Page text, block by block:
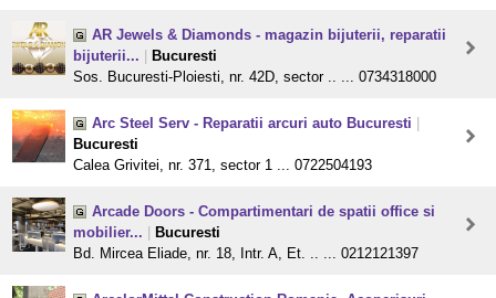
AR Jewels & Diamonds - magazin bijuterii, reparatii
bijuterii...
Bucuresti
Sos. Bucuresti-Ploiesti, nr. 42D, sector .. ... 0734318000
Arc Steel Serv - Reparatii arcuri auto Bucuresti
Bucuresti
Calea Grivitei, nr. 371, sector 1 ... 0722504193
Arcade Doors - Compartimentari de spatii office si
mobilier...
Bucuresti
Bd. Mircea Eliade, nr. 18, Intr. A, Et. .. ... 0212121397